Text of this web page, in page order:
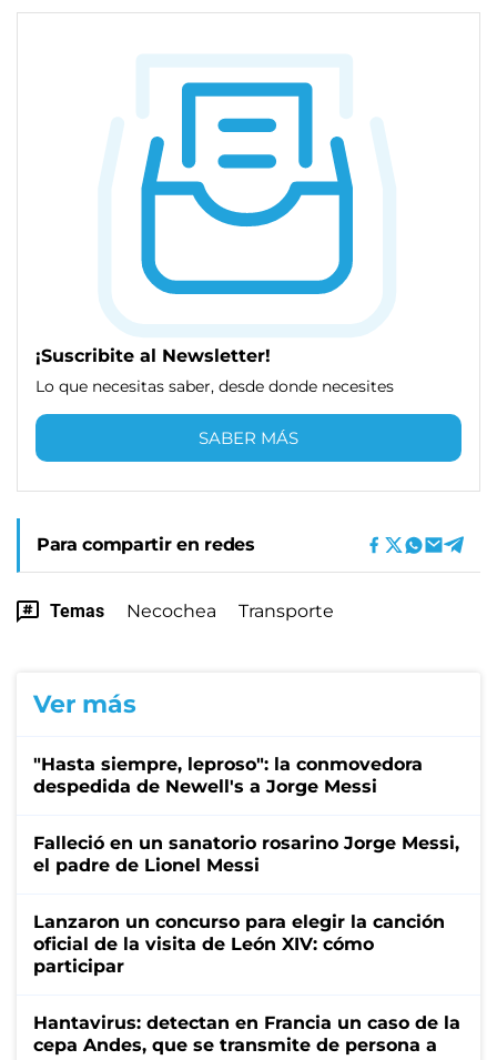
¡Suscribite al Newsletter!
Lo que necesitas saber, desde donde necesites
SABER MÁS
Para compartir en redes
Temas Necochea Transporte
Ver más
"Hasta siempre, leproso": la conmovedora
despedida de Newell's a Jorge Messi
Falleció en un sanatorio rosarino Jorge Messi,
el padre de Lionel Messi
Lanzaron un concurso para elegir la canción
oficial de la visita de León XIV: cómo
participar
Hantavirus: detectan en Francia un caso de la
cepa Andes, que se transmite de persona a